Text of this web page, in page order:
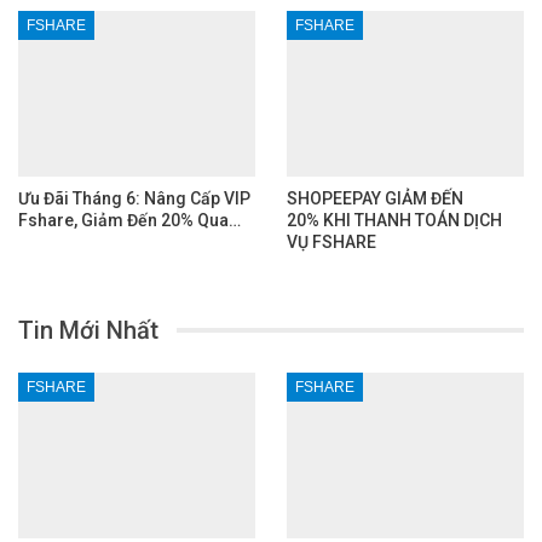
FSHARE
Ưu Đãi Tháng 6: Nâng Cấp VIP
Fshare, Giảm Đến 20% Qua…
FSHARE
SHOPEEPAY GIẢM ĐẾN
20% KHI THANH TOÁN DỊCH
VỤ FSHARE
Tin Mới Nhất
FSHARE FSHARE